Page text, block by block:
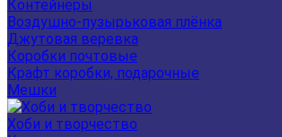
Контейнеры
Воздушно-пузырьковая плёнка
Джутовая веревка
Коробки почтовые
Крафт коробки, подарочные
Мешки
Хоби и творчество